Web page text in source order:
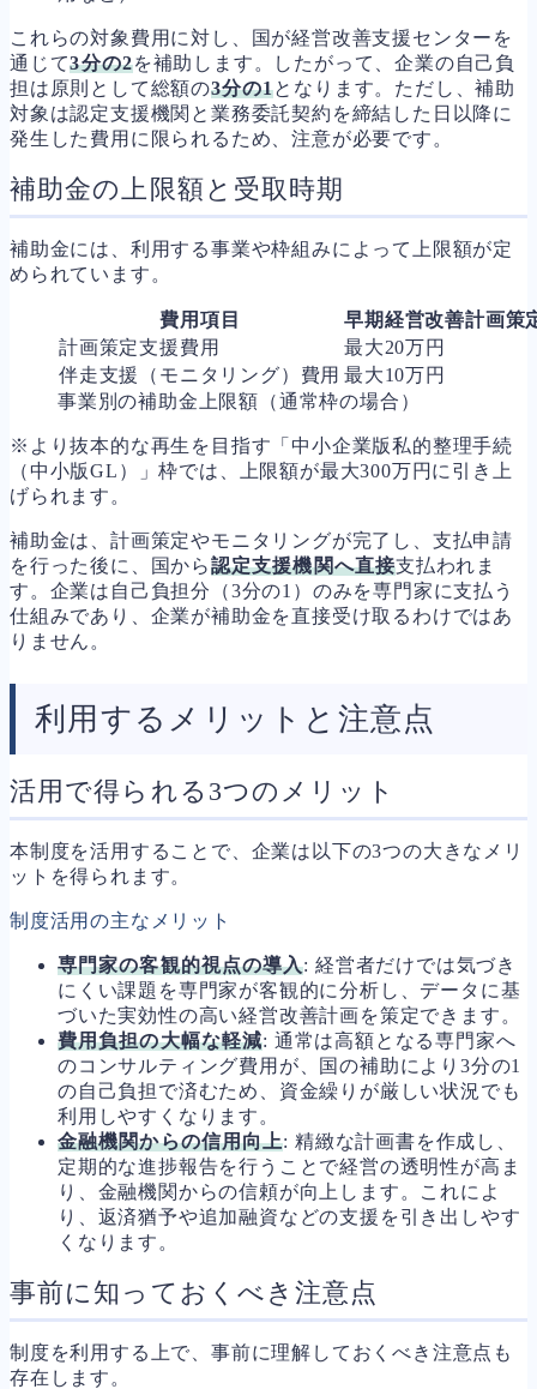
これらの対象費用に対し、国が経営改善支援センターを
通じて3分の2を補助します。したがって、企業の自己負
担は原則として総額の3分の1となります。ただし、補助
対象は認定支援機関と業務委託契約を締結した日以降に
発生した費用に限られるため、注意が必要です。
補助金の上限額と受取時期
補助金には、利用する事業や枠組みによって上限額が定
められています。
費用項目
早期経営改善計画策
計画策定支援費用
最大20万円
伴走支援（モニタリング）費用 最大10万円
事業別の補助金上限額（通常枠の場合）
※より抜本的な再生を目指す「中小企業版私的整理手続
（中小版GL）」枠では、上限額が最大300万円に引き上
げられます。
補助金は、計画策定やモニタリングが完了し、支払申請
を行った後に、国から認定支援機関へ直接支払われま
す。企業は自己負担分（3分の1）のみを専門家に支払う
仕組みであり、企業が補助金を直接受け取るわけではあ
りません。
利用するメリットと注意点
活用で得られる3つのメリット
本制度を活用することで、企業は以下の3つの大きなメリ
ットを得られます。
制度活用の主なメリット
専門家の客観的視点の導入: 経営者だけでは気づき
にくい課題を専門家が客観的に分析し、データに基
づいた実効性の高い経営改善計画を策定できます。
費用負担の大幅な軽減: 通常は高額となる専門家へ
のコンサルティング費用が、国の補助により3分の1
の自己負担で済むため、資金繰りが厳しい状況でも
利用しやすくなります。
金融機関からの信用向上: 精緻な計画書を作成し、
定期的な進捗報告を行うことで経営の透明性が高ま
り、金融機関からの信頼が向上します。これによ
り、返済猶予や追加融資などの支援を引き出しやす
くなります。
事前に知っておくべき注意点
制度を利用する上で、事前に理解しておくべき注意点も
存在します。